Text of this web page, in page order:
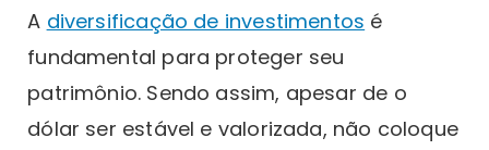
A diversificação de investimentos é
fundamental para proteger seu
patrimônio. Sendo assim, apesar de o
dólar ser estável e valorizada, não coloque